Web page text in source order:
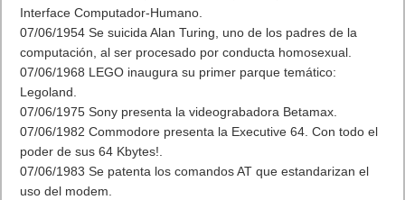
Interface Computador-Humano.
07/06/1954 Se suicida Alan Turing, uno de los padres de la
computación, al ser procesado por conducta homosexual.
07/06/1968 LEGO inaugura su primer parque temático:
Legoland.
07/06/1975 Sony presenta la videograbadora Betamax.
07/06/1982 Commodore presenta la Executive 64. Con todo el
poder de sus 64 Kbytes!.
07/06/1983 Se patenta los comandos AT que estandarizan el
uso del modem.